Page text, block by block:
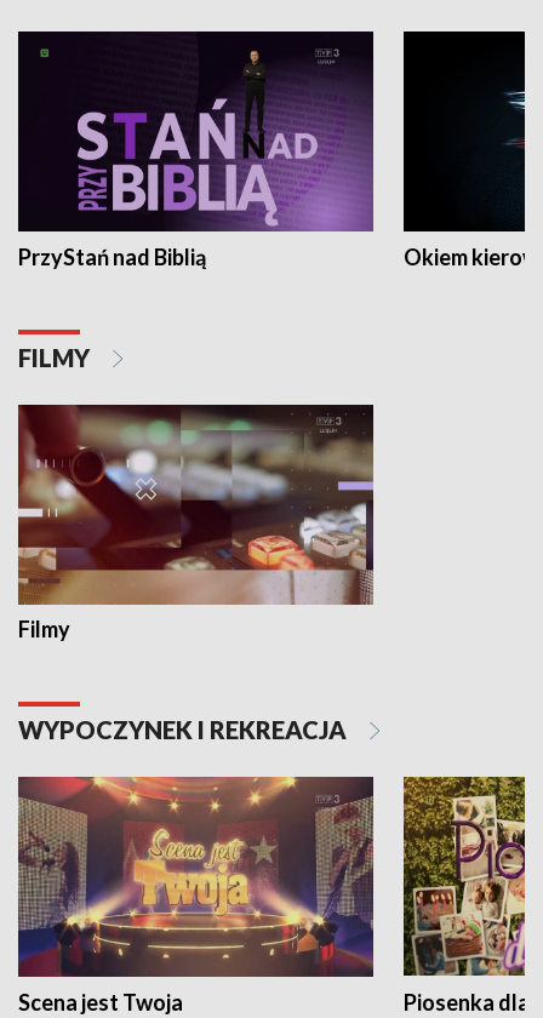
PrzyStań nad Biblią Okiem
FILMY
Filmy
WYPOCZYNEK I REKREACJA
Scena jest Twoja Piosenka dla